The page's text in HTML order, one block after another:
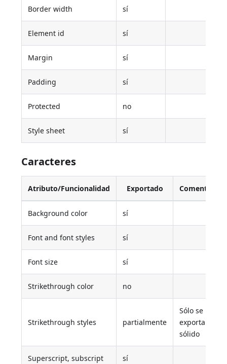
Border width sí
Element id sí
Margin sí
Padding sí
Protected no
Style sheet sí
Caracteres
Atributo/Funcionalidad Exportado Comentario
Background color sí
Font and font styles sí
Font size sí
Strikethrough color no
Strikethrough styles partialmente
Sólo se
exporta el
sólido
Superscript, subscript sí